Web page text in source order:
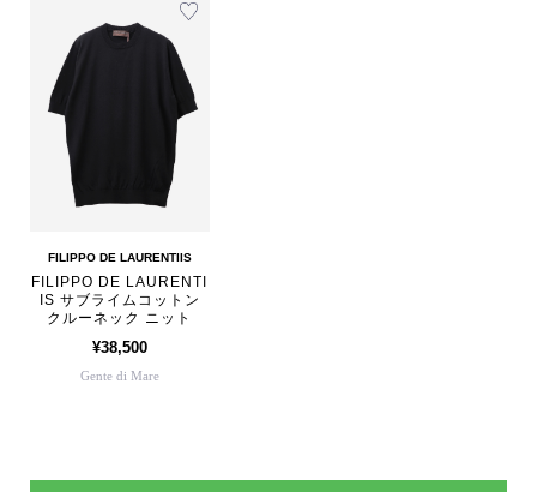
FILIPPO DE LAURENTIIS
FILIPPO DE LAURENTI
IS サブライムコットン
クルーネック ニット
¥38,500
Gente di Mare